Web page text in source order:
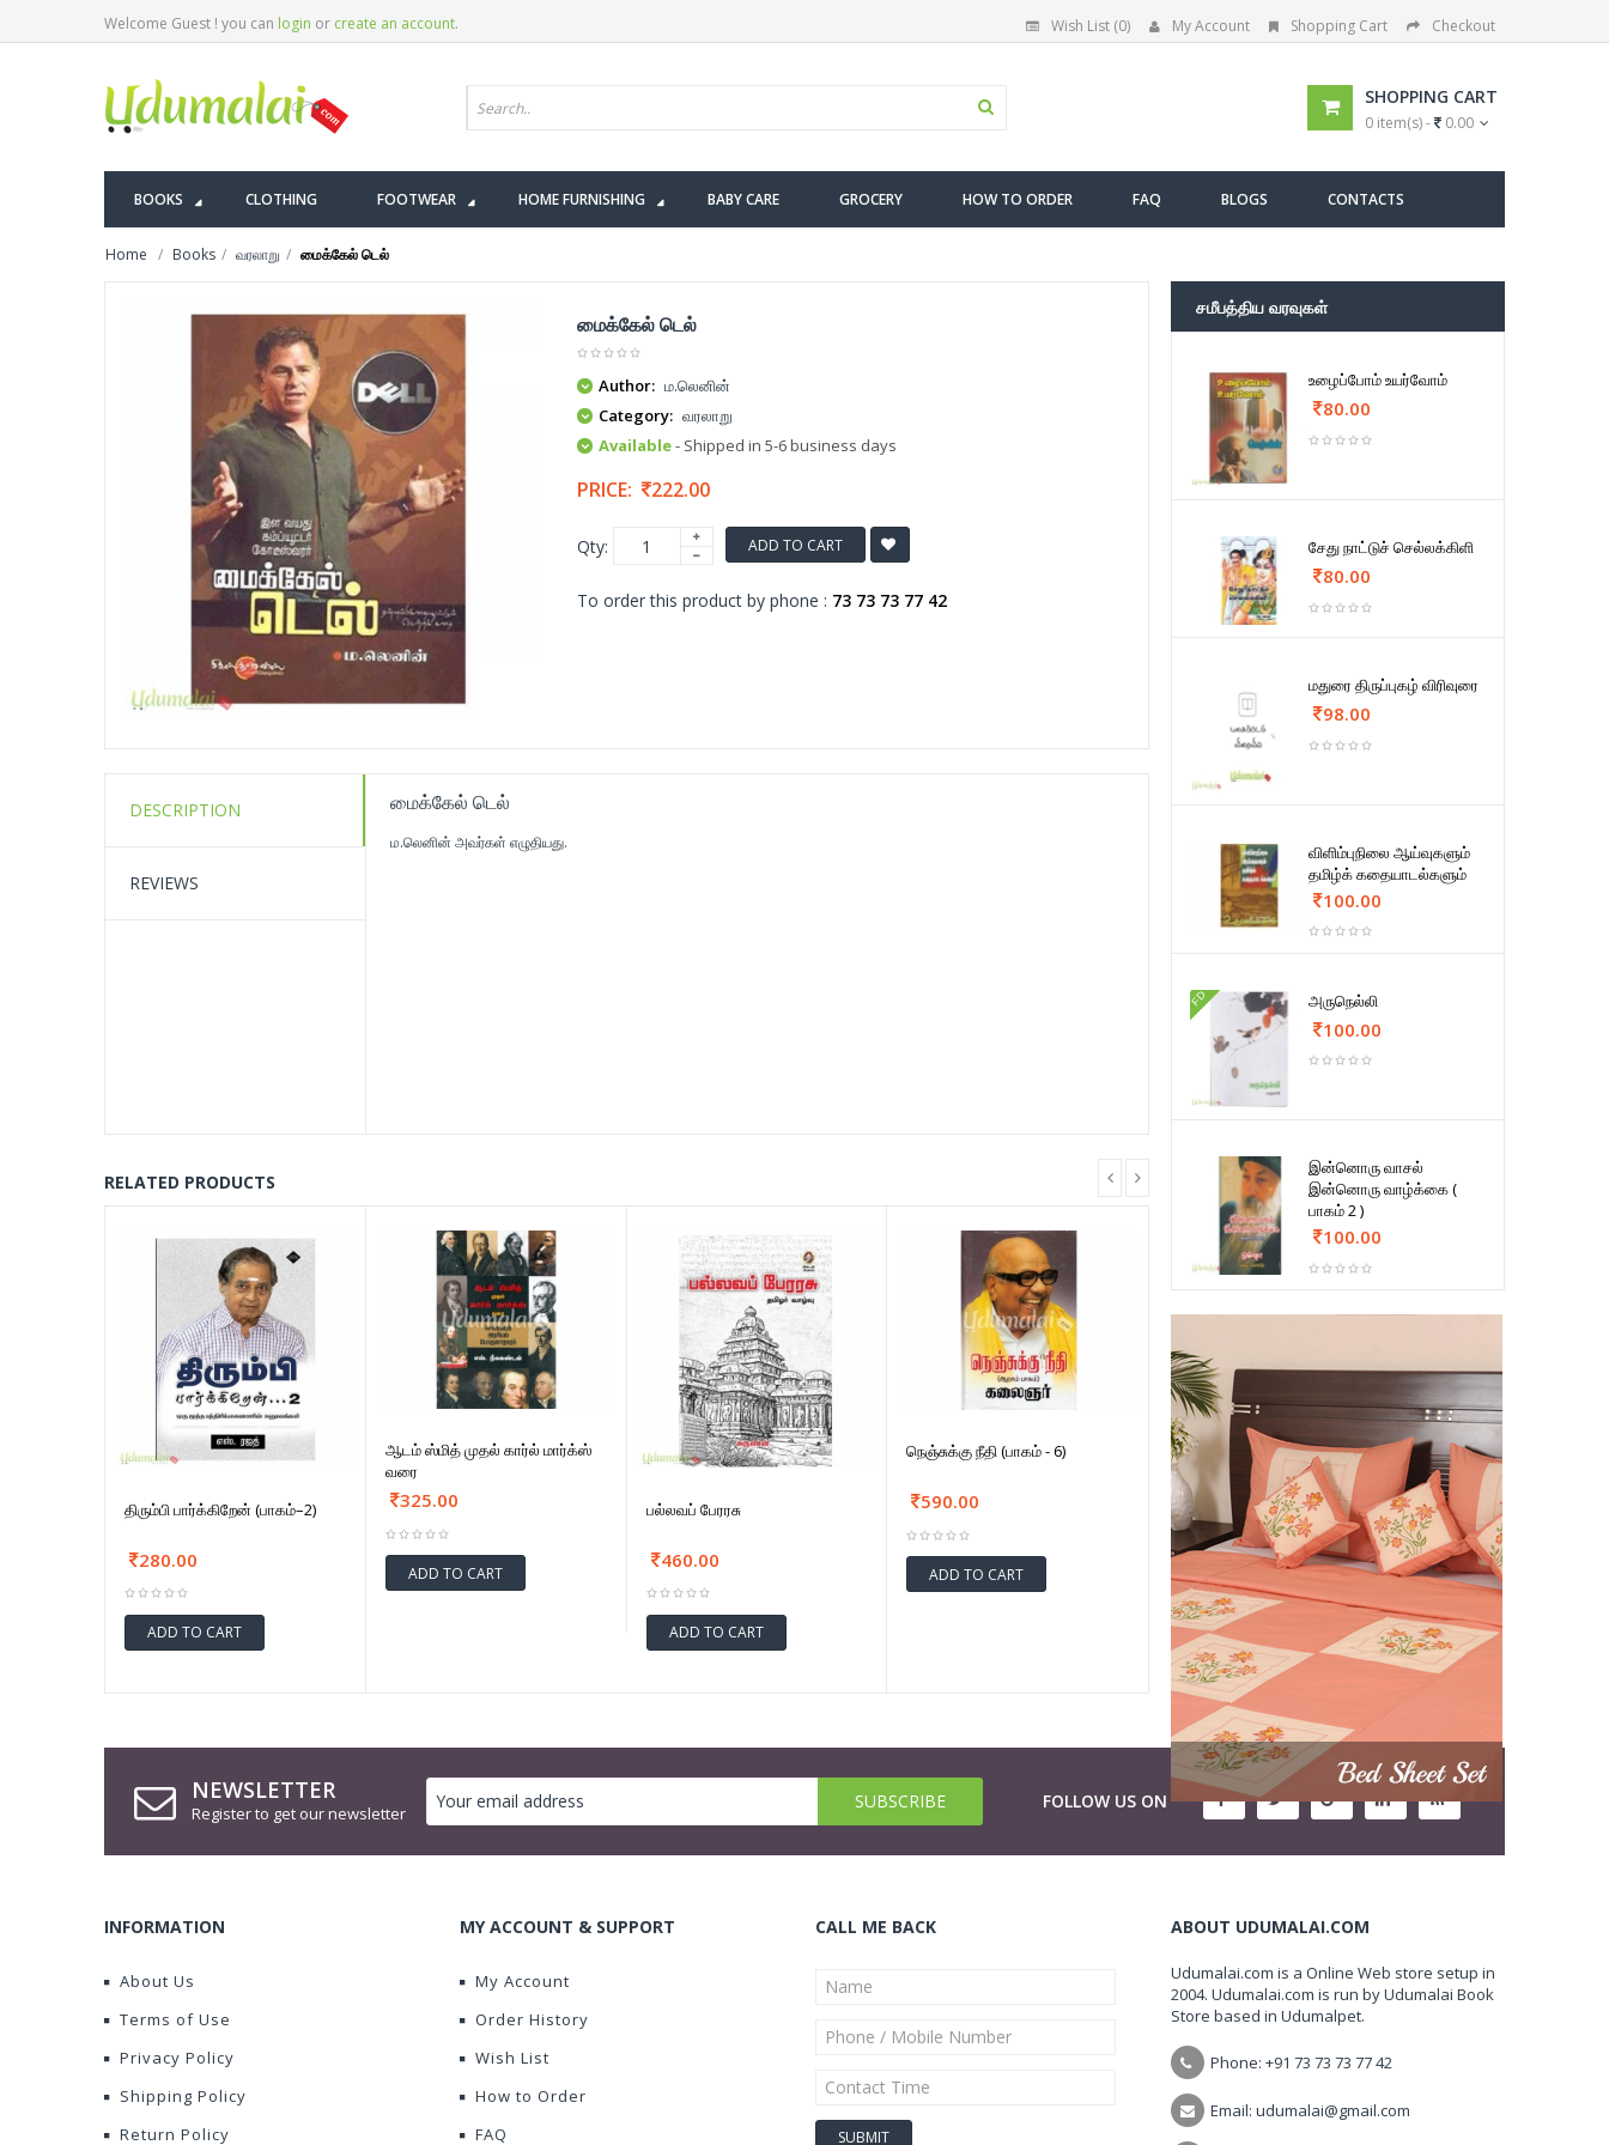
Welcome Guest ! you can login or create an account. Wish List (0) My Account Shopping Cart Checkout
SHOPPING CART
0 item(s) - 0.00
BOOKS CLOTHING FOOTWEAR HOME FURNISHING BABY CARE GROCERY HOW TO ORDER FAQ BLOGS CONTACTS
Home Books வரலாறு மைக்கேல் டெல்
மைக்கேல் டெல்
Author: ம.லெனின்
Category: வரலாறு
Available- Shipped in 5-6 business days
PRICE: 222.00
Qty: ADD TO CART
To order this product by phone : 73 73 73 77 42
DESCRIPTION
REVIEWS
மைக்கேல் டெல்
ம.லெனின் அவர்கள் எழுதியது.
RELATED PRODUCTS
திரும்பி பார்க்கிறேன் (பாகம்–2)
280.00
ADD TO CART
ஆடம் ஸ்மித் முதல் கார்ல் மார்க்ஸ்
வரை
325.00
ADD TO CART
பல்லவப் பேரரசு
460.00
ADD TO CART
நெஞ்சுக்கு நீதி (பாகம் - 6)
590.00
ADD TO CART
சமீபத்திய வரவுகள்
உழைப்போம் உயர்வோம்
80.00
சேது நாட்டுச் செல்லக்கிளி
80.00
மதுரை திருப்புகழ் விரிவுரை
98.00
விளிம்புநிலை ஆய்வுகளும்
தமிழ்க் கதையாடல்களும்
100.00
FD அருநெல்லி
100.00
இன்னொரு வாசல்
இன்னொரு வாழ்க்கை (
பாகம் 2 )
100.00
NEWSLETTER
Register to get our newsletter
FOLLOW US ON
INFORMATION
About Us
Terms of Use
Privacy Policy
Shipping Policy
Return Policy
MY ACCOUNT & SUPPORT
My Account
Order History
Wish List
How to Order
FAQ
CALL ME BACK ABOUT UDUMALAI.COM
Udumalai.com is a Online Web store setup in
2004. Udumalai.com is run by Udumalai Book
Store based in Udumalpet.
Phone: +91 73 73 73 77 42
Email: udumalai@gmail.com